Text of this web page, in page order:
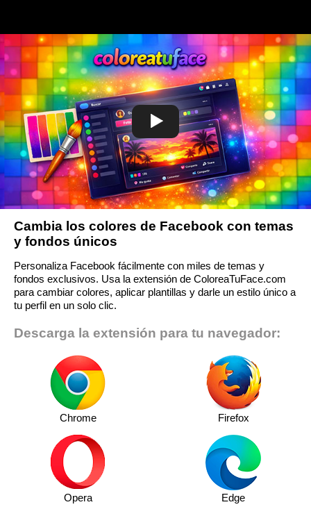
Cambia los colores de Facebook con temas
y fondos únicos
Personaliza Facebook fácilmente con miles de temas y
fondos exclusivos. Usa la extensión de ColoreaTuFace.com
para cambiar colores, aplicar plantillas y darle un estilo único a
tu perfil en un solo clic.
Descarga la extensión para tu navegador:
Chrome Firefox
Opera Edge